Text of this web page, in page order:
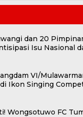
dan 20
Isu Nasional
VI/
Ikon Singing
Wongsotuwo FC